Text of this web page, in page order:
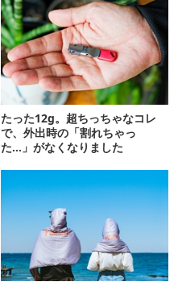
たった12g。超ちっちゃなコレ
で、外出時の「割れちゃっ
た…」がなくなりました